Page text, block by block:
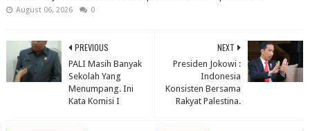
August 06, 2026 0
NEXT
Presiden Jokowi :
Indonesia
Konsisten Bersama
Rakyat Palestina.
PREVIOUS
PALI Masih Banyak
Sekolah Yang
Menumpang. Ini
Kata Komisi I